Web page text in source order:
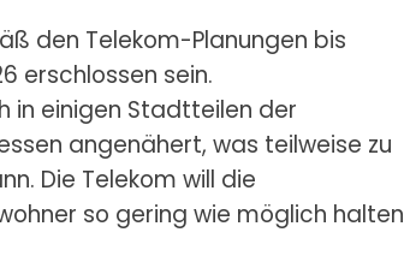
den Telekom-Planungen bis
erschlossen sein.
in einigen Stadtteilen der
angenähert, was teilweise zu
Die Telekom will die
so gering wie möglich halten